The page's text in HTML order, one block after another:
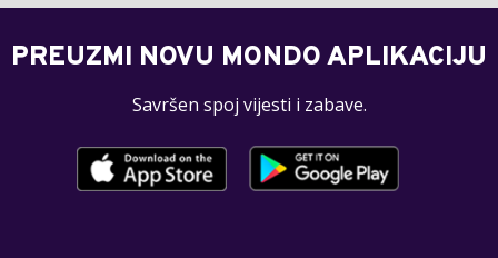
PREUZMI NOVU MONDO APLIKACIJU
Savršen spoj vijesti i zabave.